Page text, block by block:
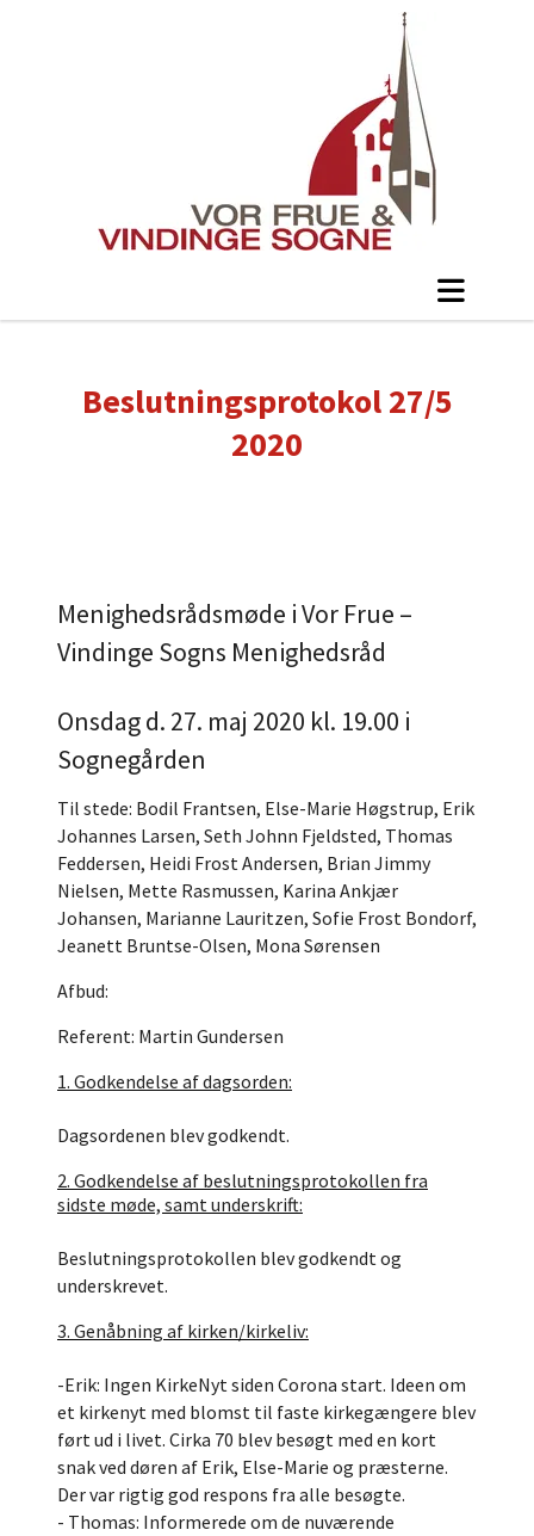
Beslutningsprotokol 27/5
2020
Menighedsrådsmøde i Vor Frue –
Vindinge Sogns Menighedsråd
Onsdag d. 27. maj 2020 kl. 19.00 i
Sognegården
Til stede: Bodil Frantsen, Else-Marie Høgstrup, Erik
Johannes Larsen, Seth Johnn Fjeldsted, Thomas
Feddersen, Heidi Frost Andersen, Brian Jimmy
Nielsen, Mette Rasmussen, Karina Ankjær
Johansen, Marianne Lauritzen, Sofie Frost Bondorf,
Jeanett Bruntse-Olsen, Mona Sørensen
Afbud:
Referent: Martin Gundersen
1. Godkendelse af dagsorden:
Dagsordenen blev godkendt.
2. Godkendelse af beslutningsprotokollen fra
sidste møde, samt underskrift:
Beslutningsprotokollen blev godkendt og
underskrevet.
3. Genåbning af kirken/kirkeliv:
-Erik: Ingen KirkeNyt siden Corona start. Ideen om
et kirkenyt med blomst til faste kirkegængere blev
ført ud i livet. Cirka 70 blev besøgt med en kort
snak ved døren af Erik, Else-Marie og præsterne.
Der var rigtig god respons fra alle besøgte.
- Thomas: Informerede om de nuværende